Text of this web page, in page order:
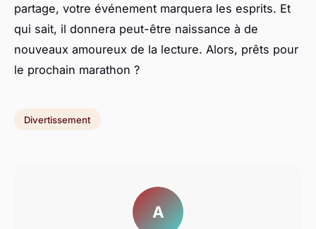
partage, votre événement marquera les esprits. Et
qui sait, il donnera peut-être naissance à de
nouveaux amoureux de la lecture. Alors, prêts pour
le prochain marathon ?
Divertissement
A